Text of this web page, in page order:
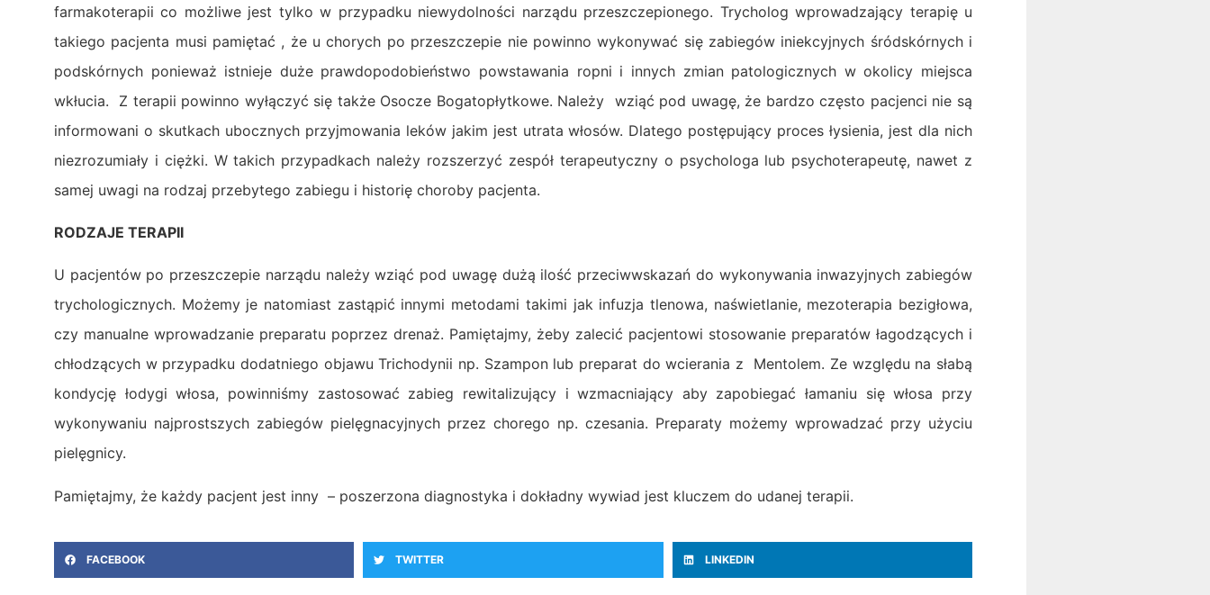
farmakoterapii co możliwe jest tylko w przypadku niewydolności narządu przeszczepionego. Trycholog wprowadzający terapię u
takiego pacjenta musi pamiętać , że u chorych po przeszczepie nie powinno wykonywać się zabiegów iniekcyjnych śródskórnych i
podskórnych ponieważ istnieje duże prawdopodobieństwo powstawania ropni i innych zmian patologicznych w okolicy miejsca
wkłucia. Z terapii powinno wyłączyć się także Osocze Bogatopłytkowe. Należy wziąć pod uwagę, że bardzo często pacjenci nie są
informowani o skutkach ubocznych przyjmowania leków jakim jest utrata włosów. Dlatego postępujący proces łysienia, jest dla nich
niezrozumiały i ciężki. W takich przypadkach należy rozszerzyć zespół terapeutyczny o psychologa lub psychoterapeutę, nawet z
samej uwagi na rodzaj przebytego zabiegu i historię choroby pacjenta.
RODZAJE TERAPII
U pacjentów po przeszczepie narządu należy wziąć pod uwagę dużą ilość przeciwwskazań do wykonywania inwazyjnych zabiegów
trychologicznych. Możemy je natomiast zastąpić innymi metodami takimi jak infuzja tlenowa, naświetlanie, mezoterapia bezigłowa,
czy manualne wprowadzanie preparatu poprzez drenaż. Pamiętajmy, żeby zalecić pacjentowi stosowanie preparatów łagodzących i
chłodzących w przypadku dodatniego objawu Trichodynii np. Szampon lub preparat do wcierania z Mentolem. Ze względu na słabą
kondycję łodygi włosa, powinniśmy zastosować zabieg rewitalizujący i wzmacniający aby zapobiegać łamaniu się włosa przy
wykonywaniu najprostszych zabiegów pielęgnacyjnych przez chorego np. czesania. Preparaty możemy wprowadzać przy użyciu
pielęgnicy.
Pamiętajmy, że każdy pacjent jest inny – poszerzona diagnostyka i dokładny wywiad jest kluczem do udanej terapii.
FACEBOOK TWITTER LINKEDIN